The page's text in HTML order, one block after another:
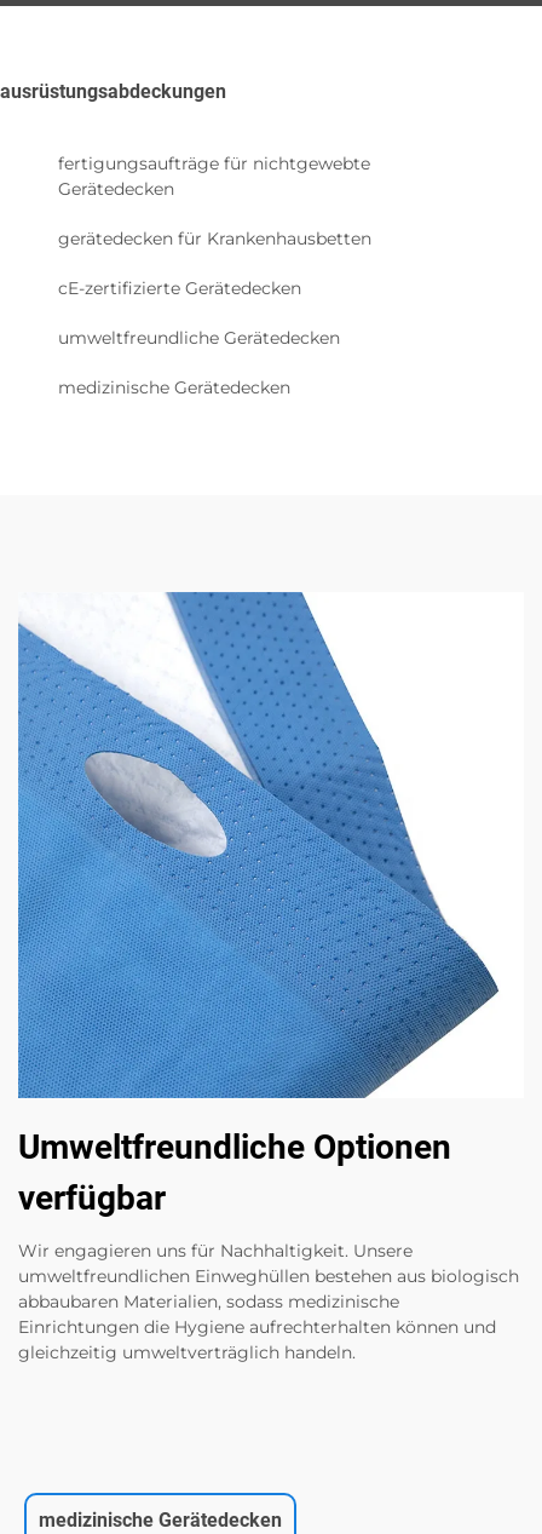
ausrüstungsabdeckungen
fertigungsaufträge für nichtgewebte
Gerätedecken
gerätedecken für Krankenhausbetten
cE-zertifizierte Gerätedecken
umweltfreundliche Gerätedecken
medizinische Gerätedecken
Umweltfreundliche Optionen
verfügbar
Wir engagieren uns für Nachhaltigkeit. Unsere
umweltfreundlichen Einweghüllen bestehen aus biologisch
abbaubaren Materialien, sodass medizinische
Einrichtungen die Hygiene aufrechterhalten können und
gleichzeitig umweltverträglich handeln.
medizinische Gerätedecken